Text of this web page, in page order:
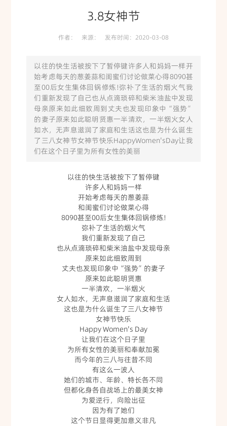
锁鲜装系列
烤肠系列
关东煮系列
胜田家系列
3.8女神节
作者： 来源： 发布时间： 2020-03-08
以往的快生活被按下了暂停键许多人和妈妈一样开
始考虑每天的葱姜蒜和闺蜜们讨论做菜心得8090甚
至00后女生集体回锅修炼!弥补了生活的烟火气我
们重新发现了自己也从点滴琐碎和柴米油盐中发现
母亲原来如此细致周到丈夫也发现印象中“强势”
的妻子原来如此聪明贤惠一半清欢，一半烟火女人
如水，无声息滋润了家庭和生活这也是为什么诞生
了三八女神节女神节快乐HappyWomen'sDay让我
们在这个日子里为所有女性的美丽
以往的快生活被按下了暂停键
许多人和妈妈一样
开始考虑每天的葱姜蒜
和闺蜜们讨论做菜心得
8090甚至00后女生集体回锅修炼!
弥补了生活的烟火气
我们重新发现了自己
也从点滴琐碎和柴米油盐中发现母亲
原来如此细致周到
丈夫也发现印象中“强势”的妻子
原来如此聪明贤惠
一半清欢，一半烟火
女人如水，无声息滋润了家庭和生活
这也是为什么诞生了三八女神节
女神节快乐
Happy Women's Day
让我们在这个日子里
为所有女性的美丽和奉献加冕
而今年的三八与往昔不同
有这么一波人
她们的城市、年龄、特长各不同
但都化身各自战场上的最美女神
为爱逆行，向险出征
因为有了她们
这个节日显得更加意义非凡